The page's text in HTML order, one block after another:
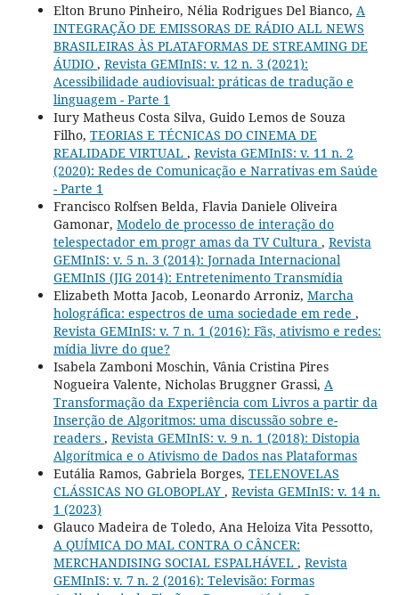
Elton Bruno Pinheiro, Nélia Rodrigues Del Bianco, A
INTEGRAÇÃO DE EMISSORAS DE RÁDIO ALL NEWS
BRASILEIRAS ÀS PLATAFORMAS DE STREAMING DE
ÁUDIO , Revista GEMInIS: v. 12 n. 3 (2021):
Acessibilidade audiovisual: práticas de tradução e
linguagem - Parte 1
Iury Matheus Costa Silva, Guido Lemos de Souza
Filho, TEORIAS E TÉCNICAS DO CINEMA DE
REALIDADE VIRTUAL , Revista GEMInIS: v. 11 n. 2
(2020): Redes de Comunicação e Narrativas em Saúde
- Parte 1
Francisco Rolfsen Belda, Flavia Daniele Oliveira
Gamonar, Modelo de processo de interação do
telespectador em progr amas da TV Cultura , Revista
GEMInIS: v. 5 n. 3 (2014): Jornada Internacional
GEMInIS (JIG 2014): Entretenimento Transmídia
Elizabeth Motta Jacob, Leonardo Arroniz, Marcha
holográfica: espectros de uma sociedade em rede ,
Revista GEMInIS: v. 7 n. 1 (2016): Fãs, ativismo e redes:
mídia livre do que?
Isabela Zamboni Moschin, Vânia Cristina Pires
Nogueira Valente, Nicholas Bruggner Grassi, A
Transformação da Experiência com Livros a partir da
Inserção de Algoritmos: uma discussão sobre e-
readers , Revista GEMInIS: v. 9 n. 1 (2018): Distopia
Algorítmica e o Ativismo de Dados nas Plataformas
Eutália Ramos, Gabriela Borges, TELENOVELAS
CLÁSSICAS NO GLOBOPLAY , Revista GEMInIS: v. 14 n.
1 (2023)
Glauco Madeira de Toledo, Ana Heloiza Vita Pessotto,
A QUÍMICA DO MAL CONTRA O CÂNCER:
MERCHANDISING SOCIAL ESPALHÁVEL , Revista
GEMInIS: v. 7 n. 2 (2016): Televisão: Formas